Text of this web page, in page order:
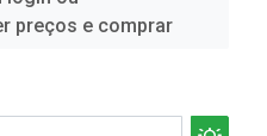
preços e comprar